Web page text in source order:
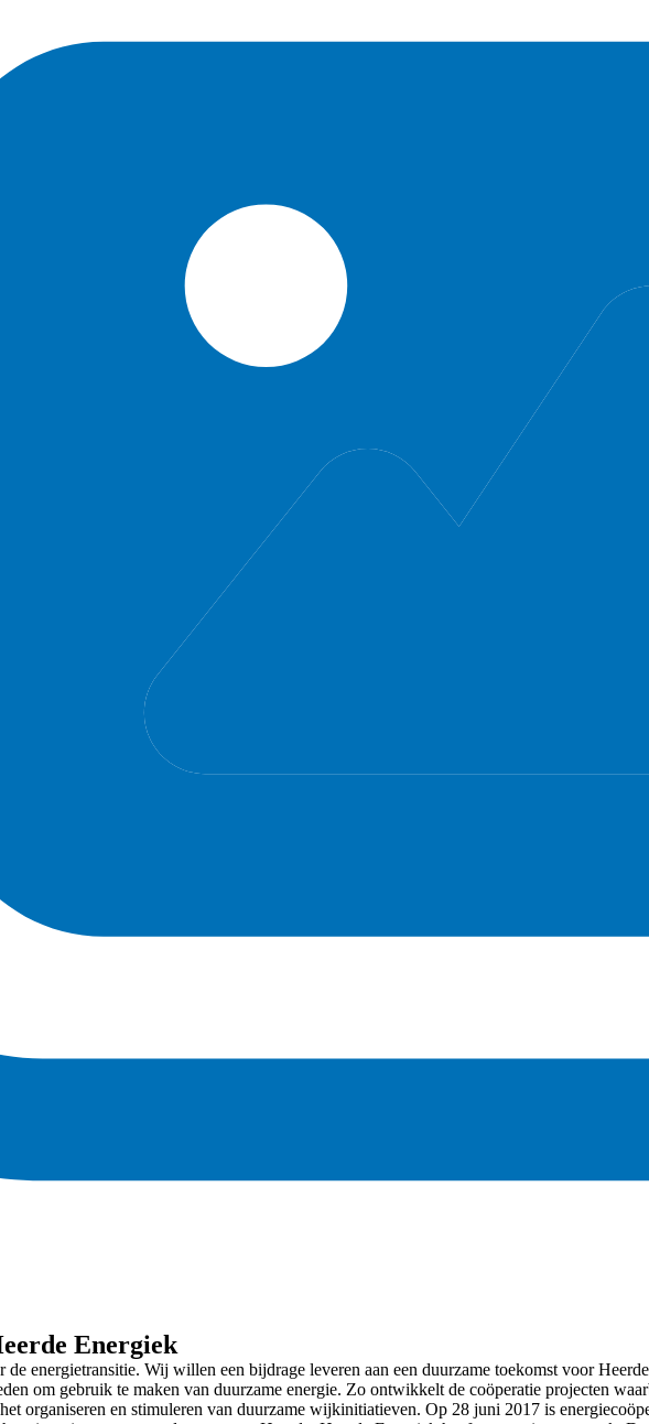
Energiek
energietransitie. Wij willen een bijdrage leveren aan een duurzame toekomst voor
om gebruik te maken van duurzame energie. Zo ontwikkelt de coöperatie projecten
organiseren en stimuleren van duurzame wijkinitiatieven. Op 28 juni 2017 is